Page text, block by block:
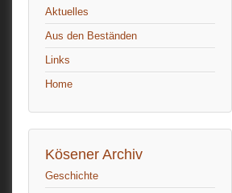
Aktuelles
Aus den Beständen
Links
Home
Kösener Archiv
Geschichte